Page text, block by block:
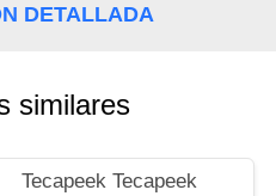
DETALLADA
similares
Tecapeek Tecapeek